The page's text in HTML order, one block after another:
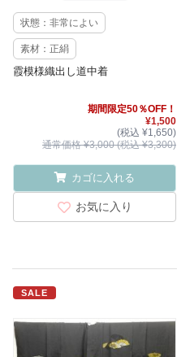
状態：非常によい
素材：正絹
霞模様織出し道中着
期間限定50％OFF！
¥1,500
(税込 ¥1,650)
通常価格 ¥3,000 (税込 ¥3,300)
カゴに入れる
お気に入り
SALE